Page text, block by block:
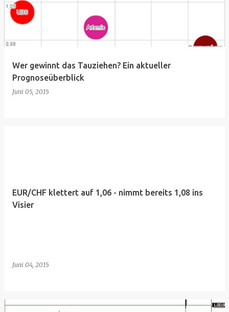
Wer gewinnt das Tauziehen? Ein aktueller
Prognoseüberblick
Juni 05, 2015
EUR/CHF klettert auf 1,06 - nimmt bereits 1,08 ins
Visier
Juni 04, 2015